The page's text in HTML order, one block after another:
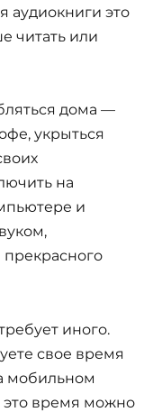
аудиокниги это
читать или
дома —
укрыться
на
и
иного.
свое время
мобильном
это время можно